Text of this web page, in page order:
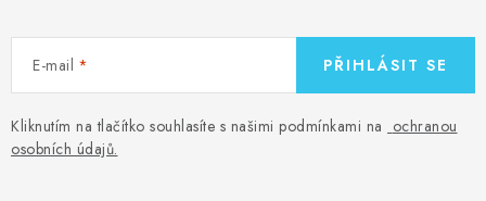
E-mail
Kliknutím na tlačítko souhlasíte s našimi podmínkami na ochranou
osobních údajů.
PŘIHLÁSIT SE